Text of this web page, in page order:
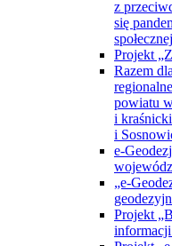
z
się
społecznej
Projekt
Razem
powiatu
i
i
e-
„e-
Projekt
informacji